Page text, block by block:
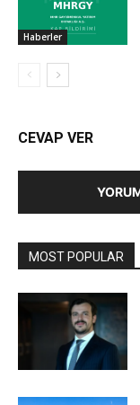
Haberler
CEVAP VER
MOST POPULAR